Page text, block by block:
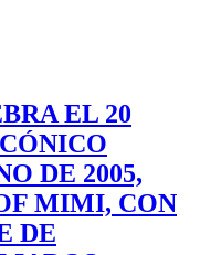
EL 20
DE 2005,
MIMI, CON
DE